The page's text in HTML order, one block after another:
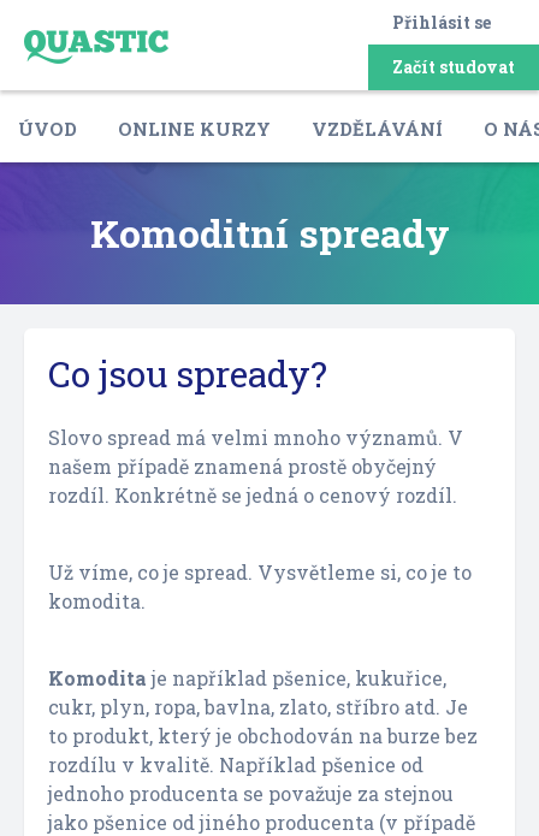
Přihlásit se
Začít studovat
ÚVOD ONLINE KURZY VZDĚLÁVÁNÍ O
Komoditní spready
Co jsou spready?
Slovo spread má velmi mnoho významů. V
našem případě znamená prostě obyčejný
rozdíl. Konkrétně se jedná o cenový rozdíl.
Už víme, co je spread. Vysvětleme si, co je to
komodita.
Komoditaje například pšenice, kukuřice,
cukr, plyn, ropa, bavlna, zlato, stříbro atd. Je
to produkt, který je obchodován na burze bez
rozdílu v kvalitě. Například pšenice od
jednoho producenta se považuje za stejnou
jako pšenice od jiného producenta (v případě